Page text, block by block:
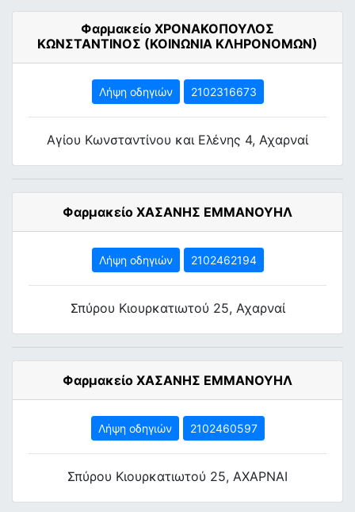
Φαρμακείο ΧΡΟΝΑΚΟΠΟΥΛΟΣ
ΚΩΝΣΤΑΝΤΙΝΟΣ (ΚΟΙΝΩΝΙΑ ΚΛΗΡΟΝΟΜΩΝ)
Λήψη οδηγιών 2102316673
Αγίου Κωνσταντίνου και Ελένης 4, Αχαρναί
Φαρμακείο ΧΑΣΑΝΗΣ ΕΜΜΑΝΟΥΗΛ
Λήψη οδηγιών 2102462194
Σπύρου Κιουρκατιωτού 25, Αχαρναί
Φαρμακείο ΧΑΣΑΝΗΣ ΕΜΜΑΝΟΥΗΛ
Λήψη οδηγιών 2102460597
Σπύρου Κιουρκατιωτού 25, ΑΧΑΡΝΑΙ